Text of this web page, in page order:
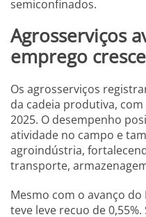
semiconfinados.
Agrosserviços
emprego
Os agrosserviços
da cadeia produtiva,
2025. O desempenho
atividade no campo e
agroindústria,
transporte,
Mesmo com o avanço do
teve leve recuo de